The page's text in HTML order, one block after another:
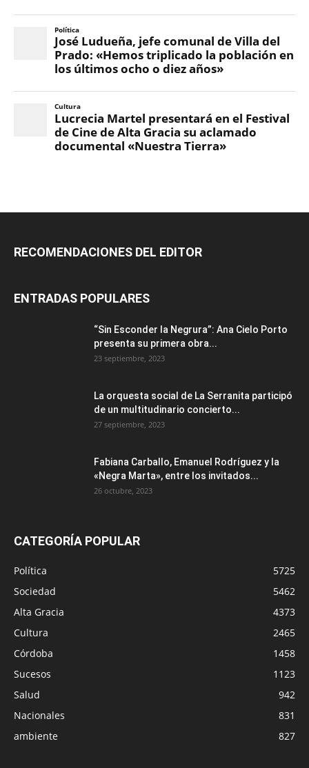
RECOMENDACIONES DEL EDITOR
ENTRADAS POPULARES
“Sin Esconder la Negrura”: Ana Cielo Porto
presenta su primera obra...
23 septiembre, 2023
La orquesta social de La Serranita participó
de un multitudinario concierto...
27 septiembre, 2023
Fabiana Carballo, Emanuel Rodríguez y la
«Negra Marta», entre los invitados...
26 octubre, 2023
CATEGORÍA POPULAR
Política
5725
Sociedad
5462
Alta Gracia
4373
Cultura
2465
Córdoba
1458
Sucesos
1123
Salud
942
Nacionales
831
ambiente
827